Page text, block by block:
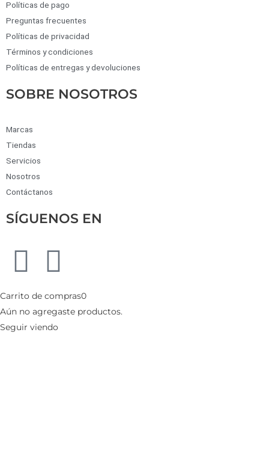
Políticas de pago
Preguntas frecuentes
Políticas de privacidad
Términos y condiciones
Políticas de entregas y devoluciones
SOBRE NOSOTROS
Marcas
Tiendas
Servicios
Nosotros
Contáctanos
SÍGUENOS EN
Carrito de compras0
Aún no agregaste productos.
Seguir viendo